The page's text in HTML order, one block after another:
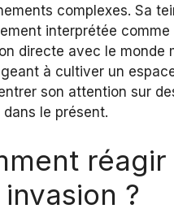
complexes. Sa
interprétée comme
directe avec le monde
à cultiver un
son attention sur
le présent.
?